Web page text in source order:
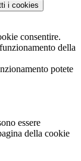
i cookies
consentire.
della
potete
essere
della cookie